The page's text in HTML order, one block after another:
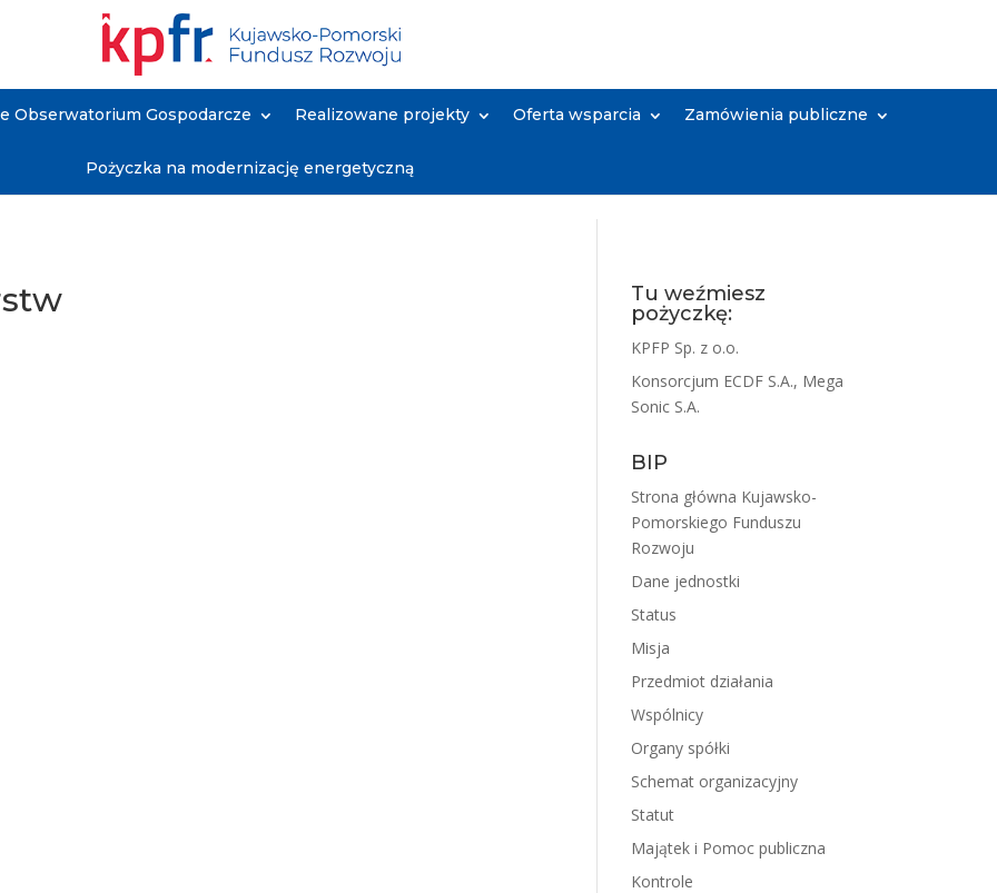
Obserwatorium Gospodarcze Realizowane projekty Oferta wsparcia Zamówienia publiczne
Pożyczka na modernizację energetyczną
Tu weźmiesz
pożyczkę:
KPFP Sp. z o.o.
Konsorcjum ECDF S.A., Mega
Sonic S.A.
BIP
Strona główna Kujawsko-
Pomorskiego Funduszu
Rozwoju
Dane jednostki
Status
Misja
Przedmiot działania
Wspólnicy
Organy spółki
Schemat organizacyjny
Statut
Majątek i Pomoc publiczna
Kontrole